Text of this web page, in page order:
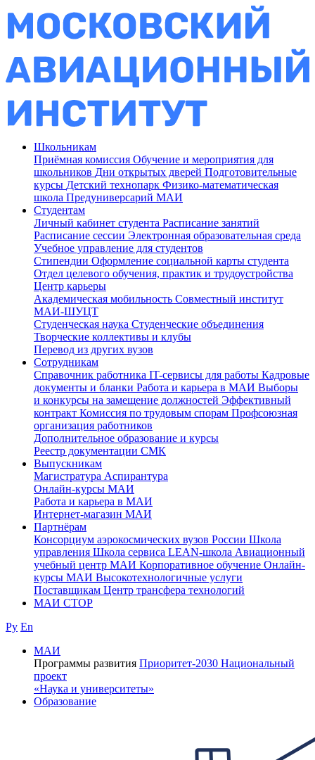
Школьникам
Приёмная комиссия Обучение и мероприятия для
школьников Дни открытых дверей Подготовительные
курсы Детский технопарк Физико-математическая
школа Предуниверсарий МАИ
Студентам
Личный кабинет студента Расписание занятий
Расписание сессии Электронная образовательная среда
Учебное управление для студентов
Стипендии Оформление социальной карты студента
Отдел целевого обучения, практик и трудоустройства
Центр карьеры
Академическая мобильность Совместный институт
МАИ-ШУЦТ
Студенческая наука Студенческие объединения
Творческие коллективы и клубы
Перевод из других вузов
Сотрудникам
Cправочник работника IT-сервисы для работы Кадровые
документы и бланки Работа и карьера в МАИ Выборы
и конкурсы на замещение должностей Эффективный
контракт Комиссия по трудовым спорам Профсоюзная
организация работников
Дополнительное образование и курсы
Реестр документации СМК
Выпускникам
Магистратура Аспирантура
Онлайн-курсы МАИ
Работа и карьера в МАИ
Интернет-магазин МАИ
Партнёрам
Консорциум аэрокосмических вузов России Школа
управления Школа сервиса LEAN-школа Авиационный
учебный центр МАИ Корпоративное обучение Онлайн-
курсы МАИ Высокотехнологичные услуги
Поставщикам Центр трансфера технологий
МАИ СТОР
Ру En
МАИ
Программы развития Приоритет-2030 Национальный
проект
«Наука и университеты»
Образование